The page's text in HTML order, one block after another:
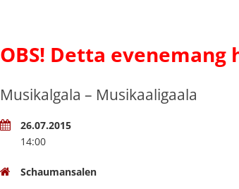
OBS! Detta
Musikalgala – Musikaaligaala
26.07.2015
14:00
Schaumansalen